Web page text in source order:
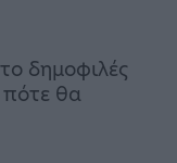
δημοφιλές
πότε θα